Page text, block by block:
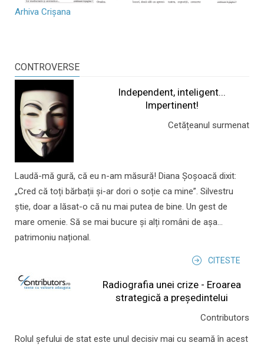
Arhiva Crișana
CONTROVERSE
Independent, inteligent...
Impertinent!
Cetățeanul surmenat
Laudă-mă gură, că eu n-am măsură! Diana Șoșoacă dixit:
„Cred că toți bărbații și-ar dori o soție ca mine”. Silvestru
știe, doar a lăsat-o că nu mai putea de bine. Un gest de
mare omenie. Să se mai bucure și alți români de așa...
patrimoniu național.
CITESTE
Radiografia unei crize - Eroarea
strategică a președintelui
Contributors
Rolul şefului de stat este unul decisiv mai cu seamă în acest